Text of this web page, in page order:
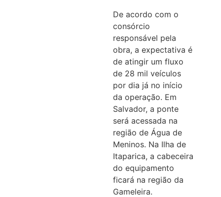
De acordo com o
consórcio
responsável pela
obra, a expectativa é
de atingir um fluxo
de 28 mil veículos
por dia já no início
da operação. Em
Salvador, a ponte
será acessada na
região de Água de
Meninos. Na Ilha de
Itaparica, a cabeceira
do equipamento
ficará na região da
Gameleira.